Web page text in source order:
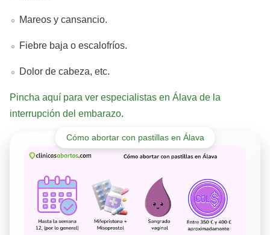
Mareos y cansancio.
Fiebre baja o escalofríos.
Dolor de cabeza, etc.
Pincha aquí para ver especialistas en Álava de la
interrupción del embarazo.
Cómo abortar con pastillas en Álava